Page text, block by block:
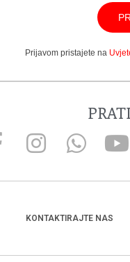
Prijavom pristajete na
KONTAKTIRAJTE NAS